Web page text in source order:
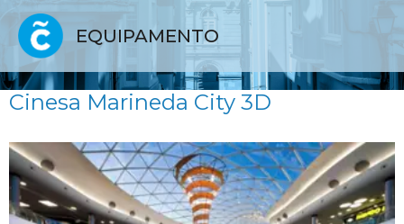
EQUIPAMENTO
Cinesa Marineda City 3D